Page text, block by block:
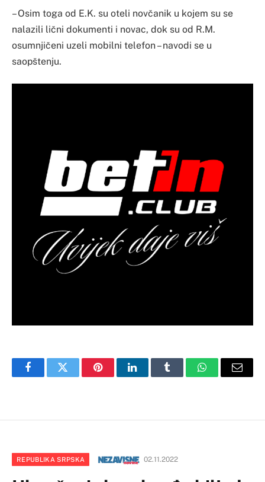
– Osim toga od E.K. su oteli novčanik u kojem su se
nalazili lični dokumenti i novac, dok su od R.M.
osumnjičeni uzeli mobilni telefon – navodi se u
saopštenju.
FacebookTwitter PinterestLinkedInTumblr WhatsAppEmail
REPUBLIKA SRPSKA 02.11.2022